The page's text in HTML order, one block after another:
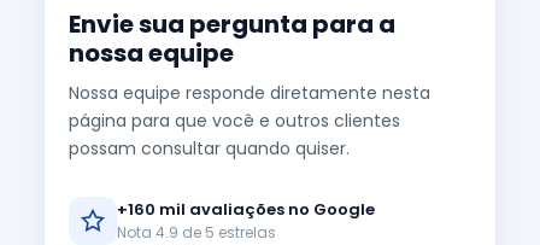
Envie sua pergunta para a
nossa equipe
Nossa equipe responde diretamente nesta
página para que você e outros clientes
possam consultar quando quiser.
+160 mil avaliações no Google
Nota 4.9 de 5 estrelas